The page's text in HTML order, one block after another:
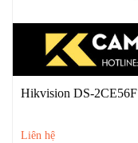
Hikvision DS-
Liên hệ